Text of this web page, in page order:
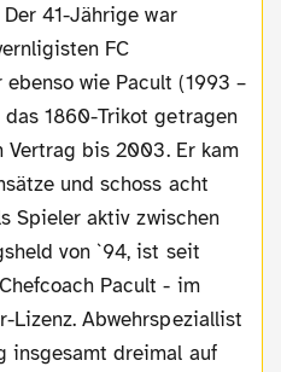
41-Jährige war
FC
wie Pacult (1993 –
1860-Trikot getragen
Vertrag bis 2003. Er kam
und schoss acht
Spieler aktiv zwischen
von `94, ist seit
Pacult - im
Lizenz. Abwehrspeziallist
insgesamt dreimal auf